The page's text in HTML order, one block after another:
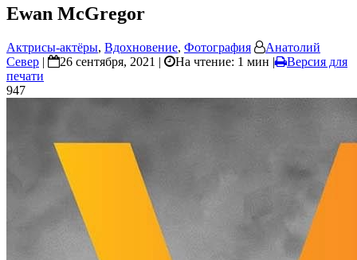
Ewan McGregor
Актрисы-актёры, Вдохновение, Фотография
Анатолий
Север | 26 сентября, 2021 | На чтение: 1 мин |
Версия для
печати
947